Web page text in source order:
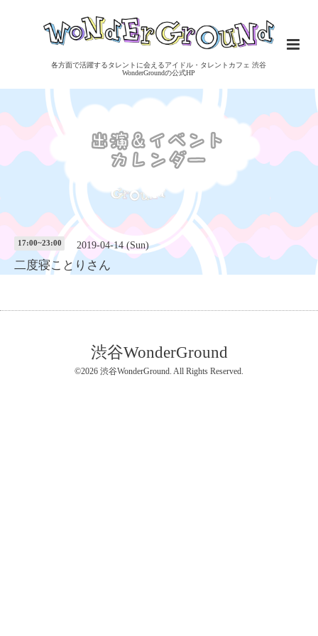
各方面で活躍するタレントに会えるアイドル・タレントカフェ 渋谷
WonderGroundの公式HP
17:00~23:00 2019-04-14 (Sun)
二度寝ことりさん
渋谷WonderGround
©2026 渋谷WonderGround. All Rights Reserved.